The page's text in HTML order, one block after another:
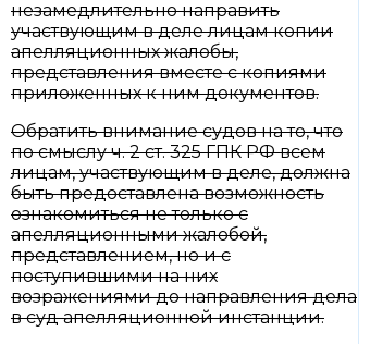
незамедлительно направить
участвующим в деле лицам копии
апелляционных жалобы,
представления вместе с копиями
приложенных к ним документов.
Обратить внимание судов на то, что
по смыслу ч. 2 ст. 325 ГПК РФ всем
лицам, участвующим в деле, должна
быть предоставлена возможность
ознакомиться не только с
апелляционными жалобой,
представлением, но и с
поступившими на них
возражениями до направления дела
в суд апелляционной инстанции.